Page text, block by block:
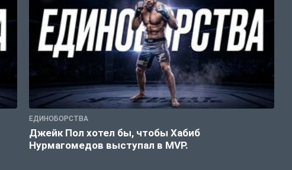
ЕДИНОБОРСТВА
Джейк Пол хотел бы, чтобы Хабиб
Нурмагомедов выступал в MVP.